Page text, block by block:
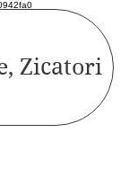
Zicatori